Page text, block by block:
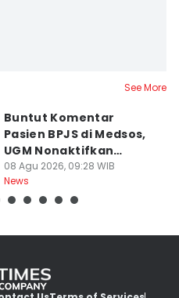
See More
Buntut Komentar
Pasien BPJS di Medsos,
UGM Nonaktifkan
Dokter PPDS
08 Agu 2026, 09:28 WIB
News